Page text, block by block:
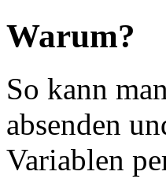
Warum?
So kann
absenden
Variablen